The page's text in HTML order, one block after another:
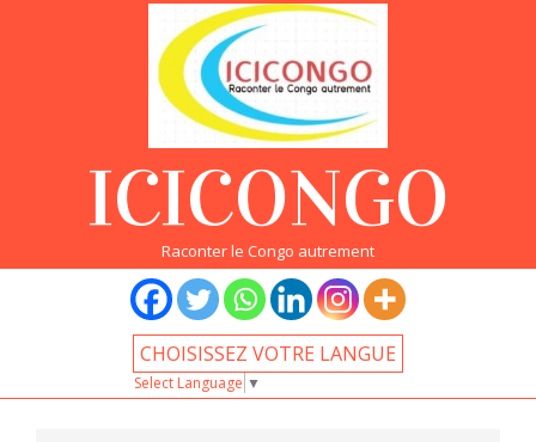
ICICONGO
Raconter le Congo autrement
CHOISISSEZ VOTRE LANGUE
Select Language ▼